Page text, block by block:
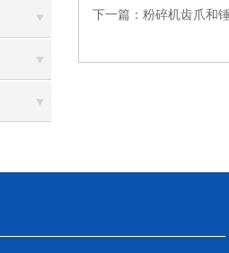
下一篇： 粉碎机齿爪和